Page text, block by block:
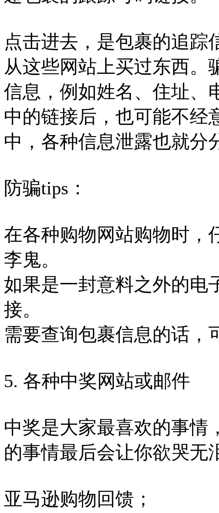
点击进去，是包裹的追踪
从这些网站上买过东西。
信息，例如姓名、住址、
中的链接后，也可能不经
中，各种信息泄露也就分
防骗tips：
在各种购物网站购物时，
李鬼。
如果是一封意料之外的电
接。
需要查询包裹信息的话，
5. 各种中奖网站或邮件
中奖是大家最喜欢的事情
的事情最后会让你欲哭无
亚马逊购物回馈；